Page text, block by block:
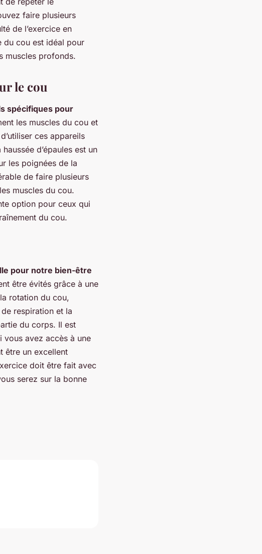
faire plusieurs
de l’exercice en
du cou est idéal pour
muscles profonds.
le cou
spécifiques pour
les muscles du cou et
ces appareils
d’épaules est un
les poignées de la
de faire plusieurs
muscles du cou.
option pour ceux qui
du cou.
pour notre bien-être
être évités grâce à une
rotation du cou,
respiration et la
du corps. Il est
vous avez accès à une
être un excellent
doit être fait avec
serez sur la bonne